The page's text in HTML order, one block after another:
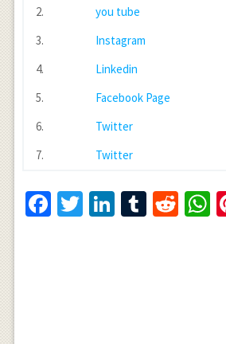
2.
you tube
3.
Instagram
4.
Linkedin
5.
Facebook Page
6.
Twitter
7.
Twitter
Facebook
Twitter
LinkedIn
Tumblr